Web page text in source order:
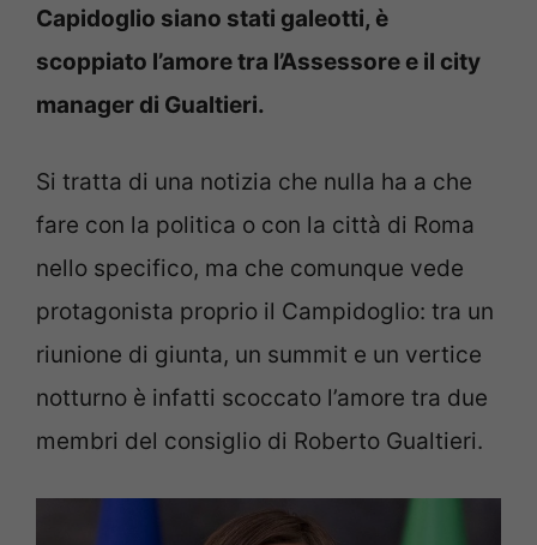
Capidoglio siano stati galeotti, è
scoppiato l’amore tra l’Assessore e il city
manager di Gualtieri.
Si tratta di una notizia che nulla ha a che
fare con la politica o con la città di Roma
nello specifico, ma che comunque vede
protagonista proprio il Campidoglio: tra un
riunione di giunta, un summit e un vertice
notturno è infatti scoccato l’amore tra due
membri del consiglio di Roberto Gualtieri.